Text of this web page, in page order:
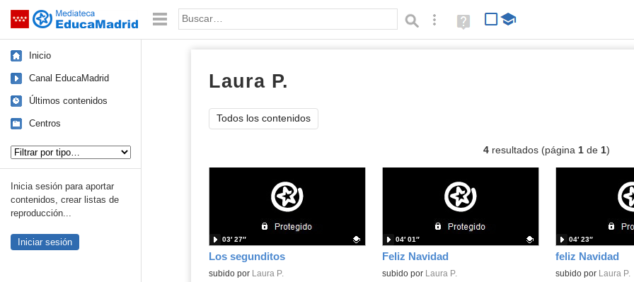
Saltar navegación Palabra o frase: Búsqueda avanzada
Ayuda
(en
Inicio
Canal EducaMadrid
Últimos contenidos
Centros
Inicia sesión para aportar
contenidos, crear listas de
reproducción...
Iniciar sesión
Laura P.
Todos los contenidos
4resultados (página 1de 1)
Los segunditos
Contenido educativo.
subido por Laura P.
03′ 27″
Feliz Navidad
Contenido educativo.
subido por Laura P.
04′ 01″
feliz Navidad
Contenido educativo.
subido por Laura P.
04′ 23″